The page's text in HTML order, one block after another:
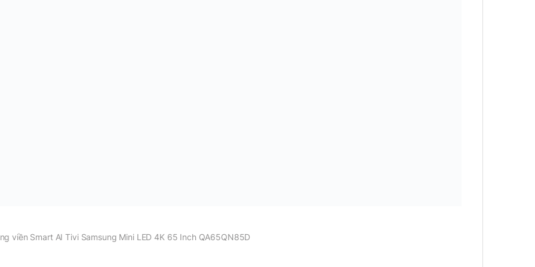
viền Smart AI Tivi Samsung Mini LED 4K 65 Inch QA65QN85D